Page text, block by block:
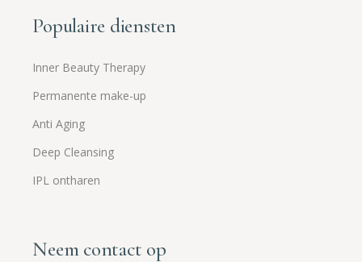
Populaire diensten
Inner Beauty Therapy
Permanente make-up
Anti Aging
Deep Cleansing
IPL ontharen
Neem contact op